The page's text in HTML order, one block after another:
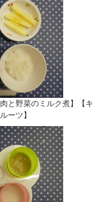
と野菜のミルク煮】【キ
ーツ】